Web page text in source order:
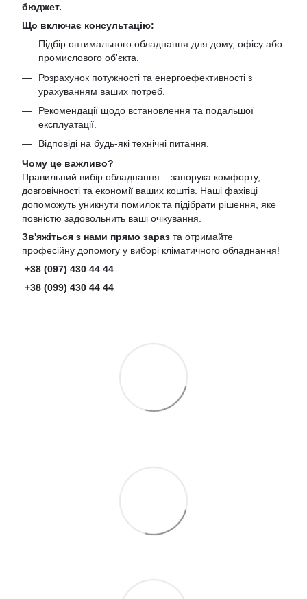
бюджет.
Що включає консультацію:
Підбір оптимального обладнання для дому, офісу або
промислового об'єкта.
Розрахунок потужності та енергоефективності з
урахуванням ваших потреб.
Рекомендації щодо встановлення та подальшої
експлуатації.
Відповіді на будь-які технічні питання.
Чому це важливо?
Правильний вибір обладнання – запорука комфорту,
довговічності та економії ваших коштів. Наші фахівці
допоможуть уникнути помилок та підібрати рішення, яке
повністю задовольнить ваші очікування.
Зв'яжіться з нами прямо зараз та отримайте
професійну допомогу у виборі кліматичного обладнання!
+38 (097) 430 44 44
+38 (099) 430 44 44